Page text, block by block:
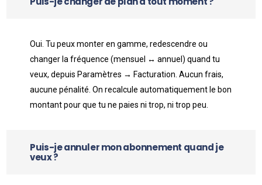
Oui. Tu peux monter en gamme, redescendre ou
changer la fréquence (mensuel ↔ annuel) quand tu
veux, depuis Paramètres → Facturation. Aucun frais,
aucune pénalité. On recalcule automatiquement le bon
montant pour que tu ne paies ni trop, ni trop peu.
Puis-je annuler mon abonnement quand je
veux ?